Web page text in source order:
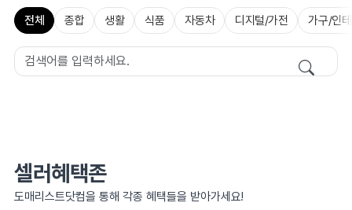
전체 종합 생활 식품 자동차 디지털/가전 가구/인
셀러혜택존
도매리스트닷컴을 통해 각종 혜택들을 받아가세요!